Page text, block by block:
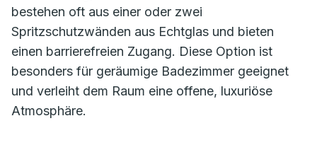
bestehen oft aus einer oder zwei
Spritzschutzwänden aus Echtglas und bieten
einen barrierefreien Zugang. Diese Option ist
besonders für geräumige Badezimmer geeignet
und verleiht dem Raum eine offene, luxuriöse
Atmosphäre.